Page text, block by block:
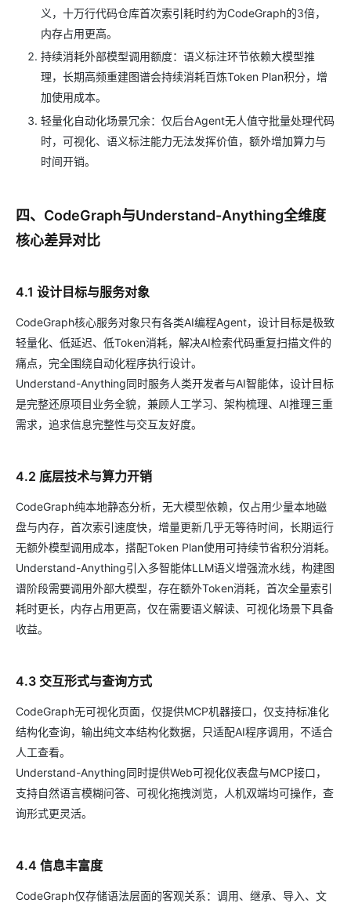
义，十万行代码仓库首次索引耗时约为CodeGraph的3倍，
内存占用更高。
持续消耗外部模型调用额度：语义标注环节依赖大模型推
理，长期高频重建图谱会持续消耗百炼Token Plan积分，增
加使用成本。
轻量化自动化场景冗余：仅后台Agent无人值守批量处理代码
时，可视化、语义标注能力无法发挥价值，额外增加算力与
时间开销。
四、CodeGraph与Understand-Anything全维度
核心差异对比
4.1 设计目标与服务对象
CodeGraph核心服务对象只有各类AI编程Agent，设计目标是极致
轻量化、低延迟、低Token消耗，解决AI检索代码重复扫描文件的
痛点，完全围绕自动化程序执行设计。
Understand-Anything同时服务人类开发者与AI智能体，设计目标
是完整还原项目业务全貌，兼顾人工学习、架构梳理、AI推理三重
需求，追求信息完整性与交互友好度。
4.2 底层技术与算力开销
CodeGraph纯本地静态分析，无大模型依赖，仅占用少量本地磁
盘与内存，首次索引速度快，增量更新几乎无等待时间，长期运行
无额外模型调用成本，搭配Token Plan使用可持续节省积分消耗。
Understand-Anything引入多智能体LLM语义增强流水线，构建图
谱阶段需要调用外部大模型，存在额外Token消耗，首次全量索引
耗时更长，内存占用更高，仅在需要语义解读、可视化场景下具备
收益。
4.3 交互形式与查询方式
CodeGraph无可视化页面，仅提供MCP机器接口，仅支持标准化
结构化查询，输出纯文本结构化数据，只适配AI程序调用，不适合
人工查看。
Understand-Anything同时提供Web可视化仪表盘与MCP接口，
支持自然语言模糊问答、可视化拖拽浏览，人机双端均可操作，查
询形式更灵活。
4.4 信息丰富度
CodeGraph仅存储语法层面的客观关系：调用、继承、导入、文